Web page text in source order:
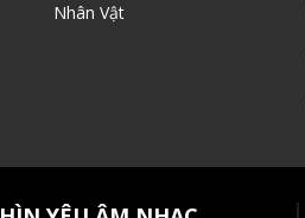
Nhân Vật